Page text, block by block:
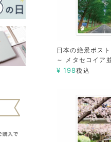
日本の絶景ポス
～ メタセコイア
¥ 198税込